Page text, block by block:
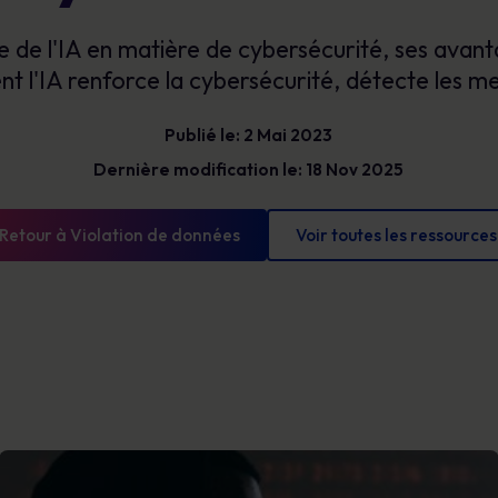
réduire votre exposition et démontrer des
progrès mesurables.
Les définitions de la cybersécurité que vous
devez connaître
de l'IA en matière de cybersécurité, ses
l'IA renforce la cybersécurité, détecte les
Publié le: 2 Mai 2023
Dernière modification le: 18 Nov 2025
Retour à Violation de données Voir toutes les ressources